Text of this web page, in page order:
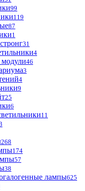
99
119
87
1
31
4
46
3
4
9
25
6
11
268
174
57
38
лампы625